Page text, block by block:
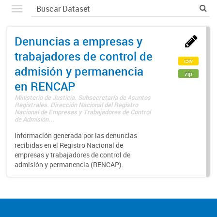
Denuncias a empresas y
trabajadores de control de
admisión y permanencia
en RENCAP
Ministerio de Justicia. Subsecretaría de Asuntos
Registrales. Dirección Nacional del Registro
Nacional de Empresas y Trabajadores de Control
de Admisión...
Información generada por las denuncias
recibidas en el Registro Nacional de
empresas y trabajadores de control de
admisión y permanencia (RENCAP).
csv
zip